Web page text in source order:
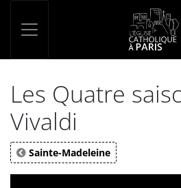
Les Quatre
Vivaldi
Sainte-Madeleine
Panneau de gestion des cookies